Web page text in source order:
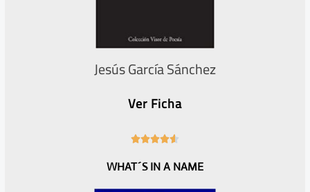
Jesús García Sánchez
Ver Ficha

6
WHAT´S IN A NAME